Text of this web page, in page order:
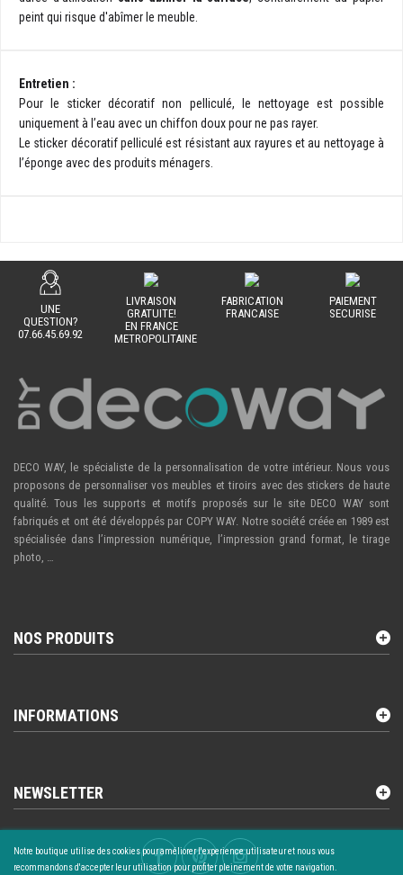
peint qui risque d'abîmer le meuble.
Entretien :
Pour le sticker décoratif non pelliculé, le nettoyage est possible
uniquement à l’eau avec un chiffon doux pour ne pas rayer.
Le sticker décoratif pelliculé est résistant aux rayures et au nettoyage à
l’éponge avec des produits ménagers.
UNE
QUESTION?
07.66.45.69.92
LIVRAISON
GRATUITE!
EN FRANCE
METROPOLITAINE
FABRICATION
FRANCAISE
PAIEMENT
SECURISE
DECO WAY, le spécialiste de la personnalisation de votre intérieur. Nous vous
proposons de personnaliser vos meubles et tiroirs avec des stickers de haute
qualité. Tous les supports et motifs proposés sur le site DECO WAY sont
fabriqués et ont été développés par COPY WAY. Notre société créée en 1989 est
spécialisée dans l’impression numérique, l’impression grand format, le tirage
photo, …
NOS PRODUITS
INFORMATIONS
NEWSLETTER
Notre boutique utilise des cookies pour améliorer l'experience utilisateur et nous vous
recommandons d'accepter leur utilisation pour profiter pleinement de votre navigation.